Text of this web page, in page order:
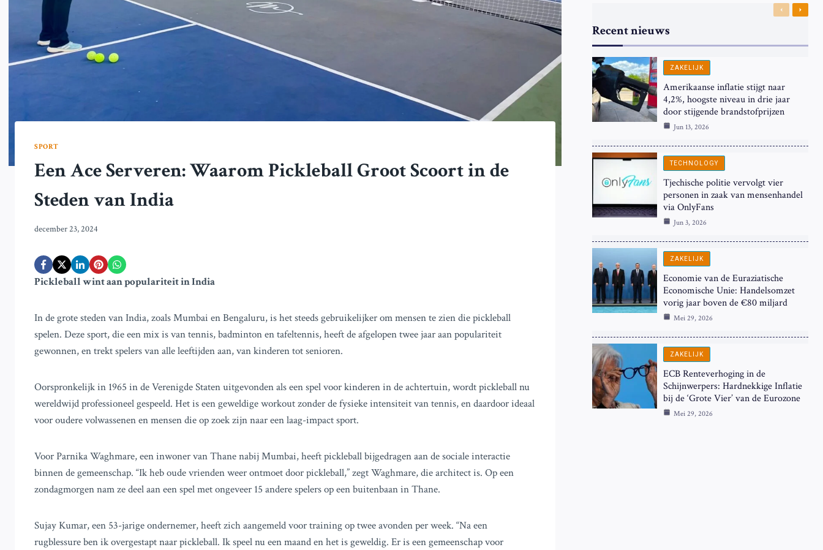
SPORT
Een Ace Serveren: Waarom Pickleball Groot Scoort in de
Steden van India
december 23, 2024
Pickleball wint aan populariteit in India
In de grote steden van India, zoals Mumbai en Bengaluru, is het steeds gebruikelijker om mensen te zien die pickleball
spelen. Deze sport, die een mix is van tennis, badminton en tafeltennis, heeft de afgelopen twee jaar aan populariteit
gewonnen, en trekt spelers van alle leeftijden aan, van kinderen tot senioren.
Oorspronkelijk in 1965 in de Verenigde Staten uitgevonden als een spel voor kinderen in de achtertuin, wordt pickleball nu
wereldwijd professioneel gespeeld. Het is een geweldige workout zonder de fysieke intensiteit van tennis, en daardoor ideaal
voor oudere volwassenen en mensen die op zoek zijn naar een laag-impact sport.
Voor Parnika Waghmare, een inwoner van Thane nabij Mumbai, heeft pickleball bijgedragen aan de sociale interactie
binnen de gemeenschap. “Ik heb oude vrienden weer ontmoet door pickleball,” zegt Waghmare, die architect is. Op een
zondagmorgen nam ze deel aan een spel met ongeveer 15 andere spelers op een buitenbaan in Thane.
Sujay Kumar, een 53-jarige ondernemer, heeft zich aangemeld voor training op twee avonden per week. “Na een
rugblessure ben ik overgestapt naar pickleball. Ik speel nu een maand en het is geweldig. Er is een gemeenschap voor
Recent nieuws
Previous
Next
ZAKELIJK
Amerikaanse inflatie stijgt naar
4,2%, hoogste niveau in drie jaar
door stijgende brandstofprijzen
Jun 13, 2026
TECHNOLOGY
Tjechische politie vervolgt vier
personen in zaak van mensenhandel
via OnlyFans
Jun 3, 2026
ZAKELIJK
Economie van de Euraziatische
Economische Unie: Handelsomzet
vorig jaar boven de €80 miljard
Mei 29, 2026
ZAKELIJK
ECB Renteverhoging in de
Schijnwerpers: Hardnekkige Inflatie
bij de ‘Grote Vier’ van de Eurozone
Mei 29, 2026